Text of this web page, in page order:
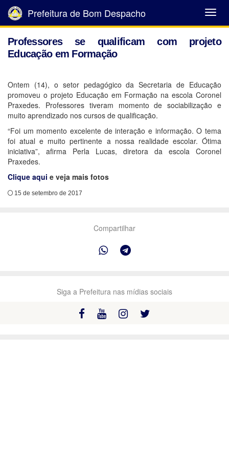
Abrir
Menu
Prefeitura de Bom Despacho
Professores se qualificam com projeto
Educação em Formação
Ontem (14), o setor pedagógico da Secretaria de Educação
promoveu o projeto Educação em Formação na escola Coronel
Praxedes. Professores tiveram momento de sociabilização e
muito aprendizado nos cursos de qualificação.
“Foi um momento excelente de interação e informação. O tema
foi atual e muito pertinente a nossa realidade escolar. Ótima
iniciativa”, afirma Perla Lucas, diretora da escola Coronel
Praxedes.
Clique aqui e veja mais fotos
15 de setembro de 2017
Compartilhar
Siga a Prefeitura nas mídias sociais